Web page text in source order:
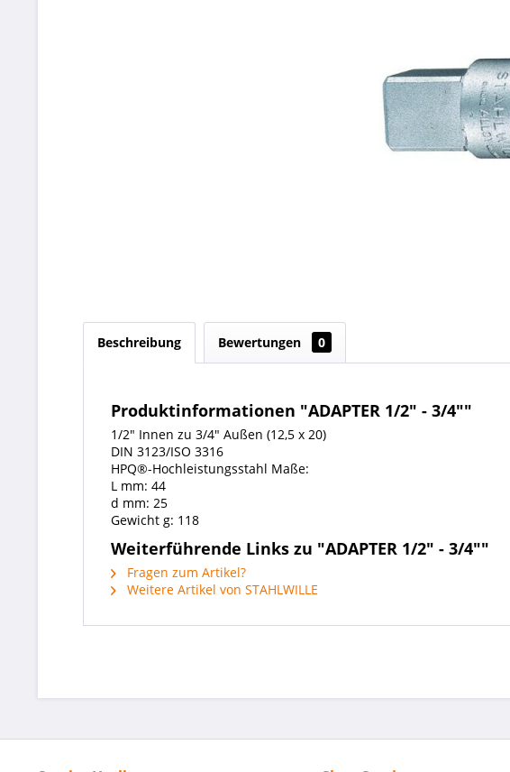
Beschreibung Bewertungen 0
Produktinformationen "ADAPTER 1/2" - 3/4""
1/2" Innen zu 3/4" Außen (12,5 x 20)
DIN 3123/ISO 3316
HPQ®-Hochleistungsstahl Maße:
L mm: 44
d mm: 25
Gewicht g: 118
Weiterführende Links zu "ADAPTER 1/2" - 3/4""
Fragen zum Artikel?
Weitere Artikel von STAHLWILLE